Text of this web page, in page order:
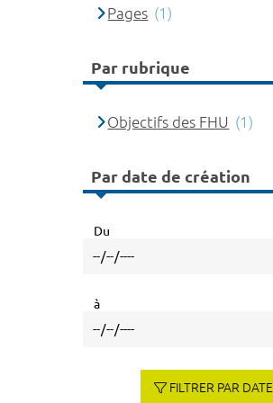
Pages (1)
Par rubrique
Objectifs des FHU (1)
Par date de création
Du
à
FILTRER PAR DATE